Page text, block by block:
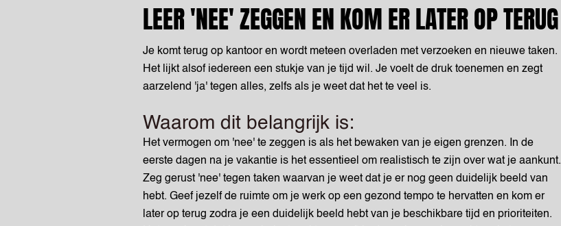
LEER 'NEE' ZEGGEN EN KOM ER LATER OP TERUG
Je komt terug op kantoor en wordt meteen overladen met verzoeken en nieuwe taken.
Het lijkt alsof iedereen een stukje van je tijd wil. Je voelt de druk toenemen en zegt
aarzelend 'ja' tegen alles, zelfs als je weet dat het te veel is.
Waarom dit belangrijk is:
Het vermogen om 'nee' te zeggen is als het bewaken van je eigen grenzen. In de
eerste dagen na je vakantie is het essentieel om realistisch te zijn over wat je aankunt.
Zeg gerust 'nee' tegen taken waarvan je weet dat je er nog geen duidelijk beeld van
hebt. Geef jezelf de ruimte om je werk op een gezond tempo te hervatten en kom er
later op terug zodra je een duidelijk beeld hebt van je beschikbare tijd en prioriteiten.